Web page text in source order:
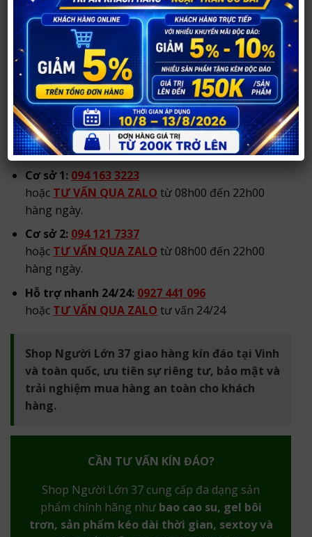
Cơ sở 2:
21 Đốc Thiết, TP Vinh, Nghệ An.
Tạm thời đóng cửa.
Hotline/Zalo tư vấn:
Hotline/Zalo chính:0984 904 269
hoặcTƯ VẤN QUA ZALOtừ 08h00 đến 22h00
hàng ngày.
Cơ sở 1: 094 163 3223
hoặc TƯ VẤN QUA ZALO từ 08h00 đến 22h00
hàng ngày.
Cơ sở 2: 094 121 7337
hoặc TƯ VẤN QUA ZALO từ 08h00 đến 22h00
hàng ngày.
Hỗ trợ nhanh 24/24: 0927 441 096
hoặc TƯ VẤN QUA ZALO tư vấn 24/24
Shop Người Lớn 37 giao hàng kín đáo tại Vinh
và toàn quốc, ưu tiên sự riêng tư, bảo mật và
trải nghiệm mua hàng an toàn cho khách
hàng.
CẦN TƯ VẤN KÍN ĐÁO?
Shop Người Lớn 37 cung cấp đa dạng sản
phẩm chính hãng như bao cao su, gel bôi
trơn, sản phẩm kéo dài thời gian, sextoy và